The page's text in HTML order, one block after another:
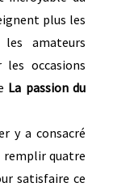
plus les
les amateurs
occasions
La passion du
y a consacré
remplir quatre
satisfaire ce